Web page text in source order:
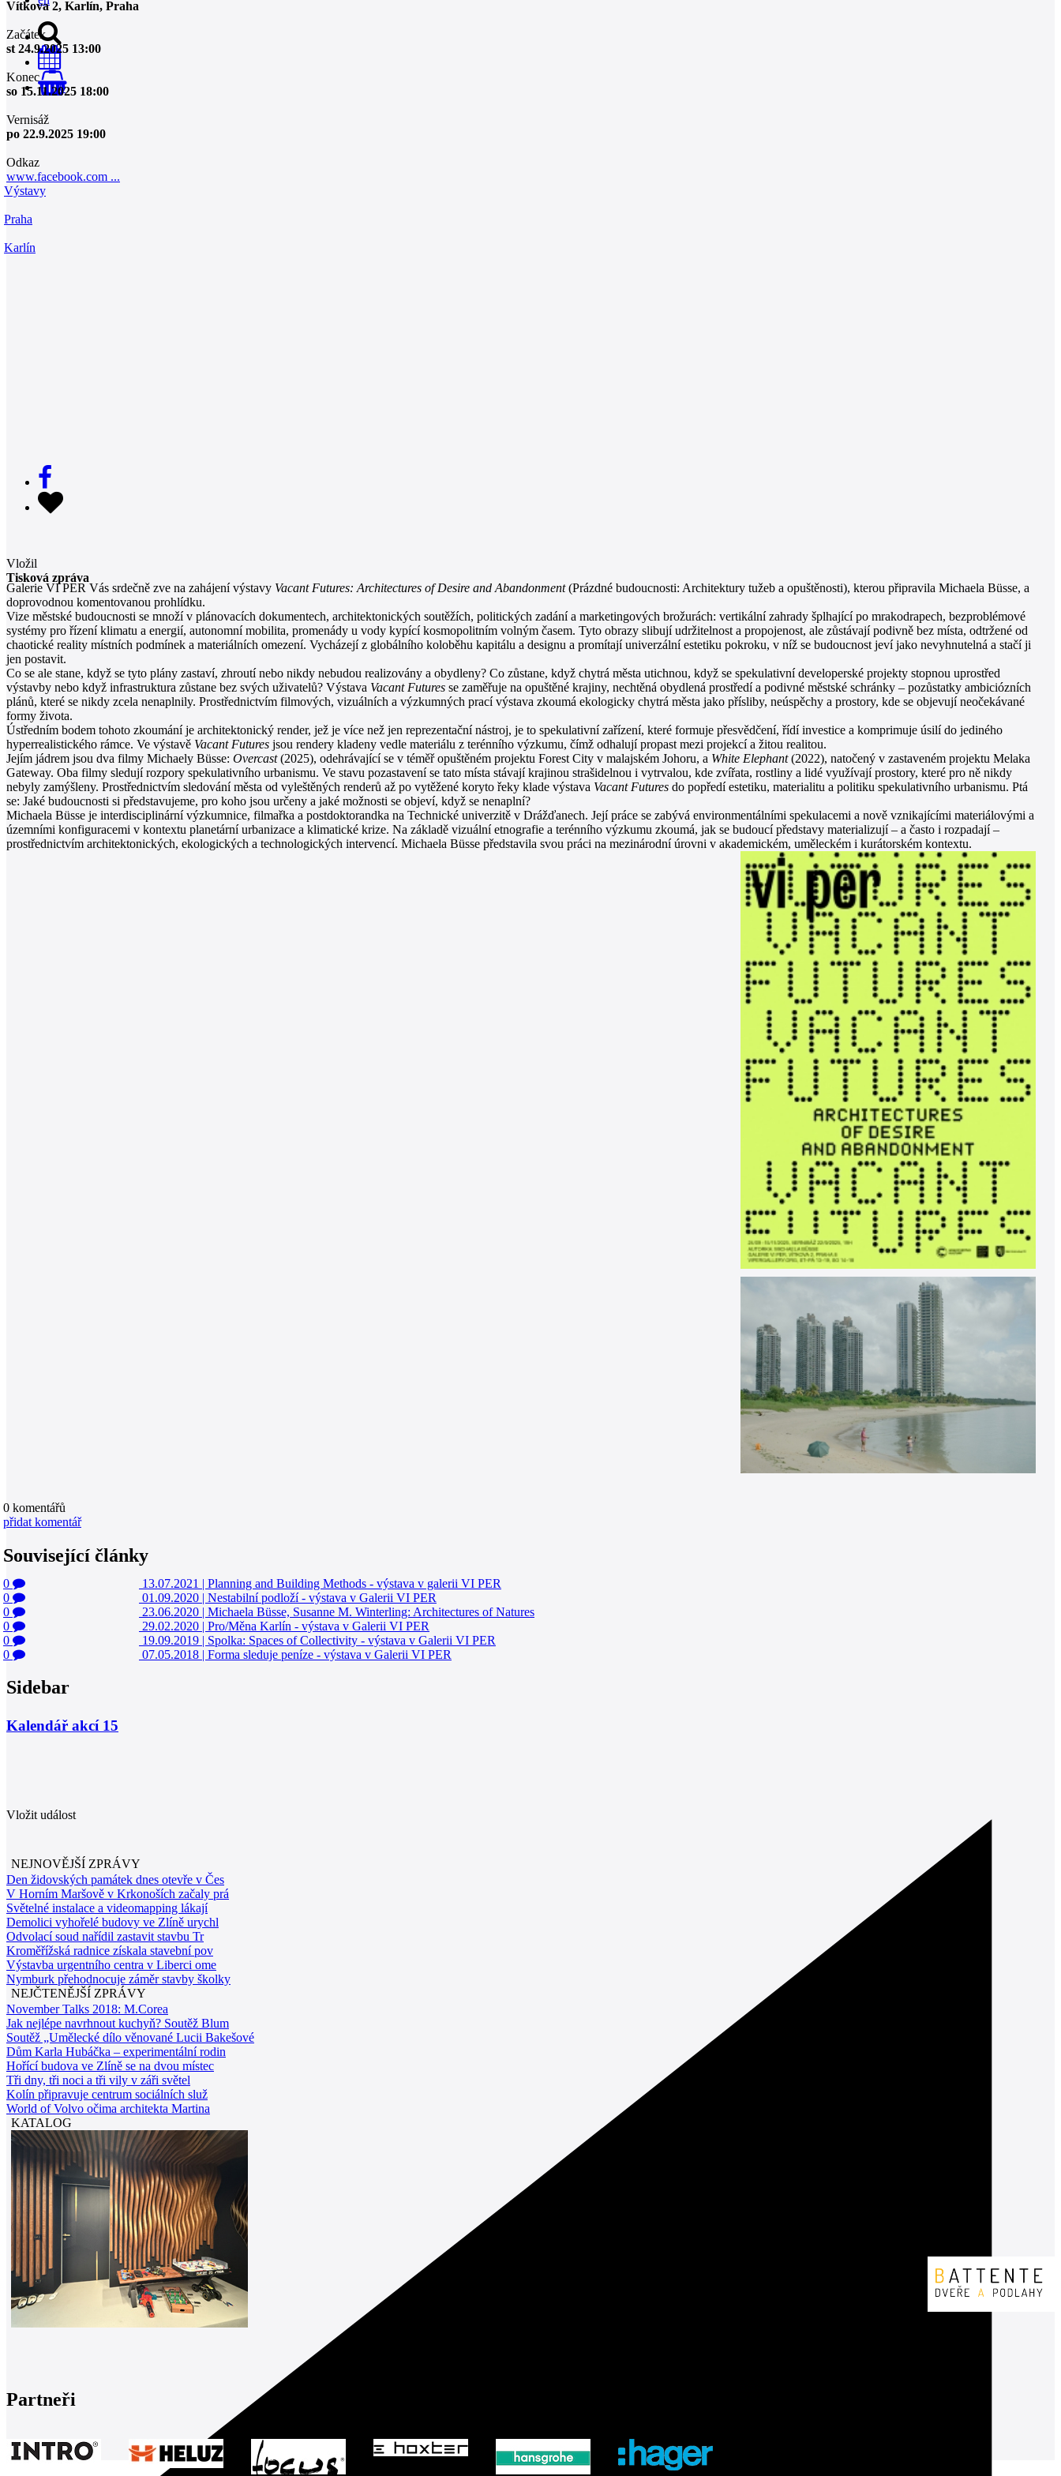
0
Vítkova 2, Karlín, Praha
Začátek
st 24.9.2025 13:00
Konec
so 15.11.2025 18:00
Vernisáž
po 22.9.2025 19:00
Odkaz
www.facebook.com ...
Výstavy
Praha
Karlín
Vložil
Tisková zpráva
Galerie VI PER Vás srdečně zve na zahájení výstavy Vacant Futures: Architectures of Desire and Abandonment(Prázdné budoucnosti: Architektury tužeb a opuštěnosti), kterou připravila Michaela Büsse, a
doprovodnou komentovanou prohlídku.
Vize městské budoucnosti se množí v plánovacích dokumentech, architektonických soutěžích, politických zadání a marketingových brožurách: vertikální zahrady šplhající po mrakodrapech, bezproblémové
systémy pro řízení klimatu a energií, autonomní mobilita, promenády u vody kypící kosmopolitním volným časem. Tyto obrazy slibují udržitelnost a propojenost, ale zůstávají podivně bez místa, odtržené od
chaotické reality místních podmínek a materiálních omezení. Vycházejí z globálního koloběhu kapitálu a designu a promítají univerzální estetiku pokroku, v níž se budoucnost jeví jako nevyhnutelná a stačí ji
jen postavit.
Co se ale stane, když se tyto plány zastaví, zhroutí nebo nikdy nebudou realizovány a obydleny? Co zůstane, když chytrá města utichnou, když se spekulativní developerské projekty stopnou uprostřed
výstavby nebo když infrastruktura zůstane bez svých uživatelů? Výstava Vacant Futures se zaměřuje na opuštěné krajiny, nechtěná obydlená prostředí a podivné městské schránky – pozůstatky ambiciózních
plánů, které se nikdy zcela nenaplnily. Prostřednictvím filmových, vizuálních a výzkumných prací výstava zkoumá ekologicky chytrá města jako přísliby, neúspěchy a prostory, kde se objevují neočekávané
formy života.
Ústředním bodem tohoto zkoumání je architektonický render, jež je více než jen reprezentační nástroj, je to spekulativní zařízení, které formuje přesvědčení, řídí investice a komprimuje úsilí do jediného
hyperrealistického rámce. Ve výstavě Vacant Futures jsou rendery kladeny vedle materiálu z terénního výzkumu, čímž odhalují propast mezi projekcí a žitou realitou.
Jejím jádrem jsou dva filmy Michaely Büsse: Overcast(2025), odehrávající se v téměř opuštěném projektu Forest City v malajském Johoru, a White Elephant(2022), natočený v zastaveném projektu Melaka
Gateway. Oba filmy sledují rozpory spekulativního urbanismu. Ve stavu pozastavení se tato místa stávají krajinou strašidelnou i vytrvalou, kde zvířata, rostliny a lidé využívají prostory, které pro ně nikdy
nebyly zamýšleny. Prostřednictvím sledování města od vyleštěných renderů až po vytěžené koryto řeky klade výstava Vacant Futures do popředí estetiku, materialitu a politiku spekulativního urbanismu. Ptá
se: Jaké budoucnosti si představujeme, pro koho jsou určeny a jaké možnosti se objeví, když se nenaplní?
Michaela Büsse je interdisciplinární výzkumnice, filmařka a postdoktorandka na Technické univerzitě v Drážďanech. Její práce se zabývá environmentálními spekulacemi a nově vznikajícími materiálovými a
územními konfiguracemi v kontextu planetární urbanizace a klimatické krize. Na základě vizuální etnografie a terénního výzkumu zkoumá, jak se budoucí představy materializují – a často i rozpadají –
prostřednictvím architektonických, ekologických a technologických intervencí. Michaela Büsse představila svou práci na mezinárodní úrovni v akademickém, uměleckém i kurátorském kontextu.
0 komentářů
přidat komentář
Související články
0 13.07.2021 | Planning and Building Methods - výstava v galerii VI PER
0
01.09.2020 | Nestabilní podloží - výstava v Galerii VI PER
0
23.06.2020 | Michaela Büsse, Susanne M. Winterling: Architectures of Natures
0
29.02.2020 | Pro/Měna Karlín - výstava v Galerii VI PER
0
19.09.2019 | Spolka: Spaces of Collectivity - výstava v Galerii VI PER
0
07.05.2018 | Forma sleduje peníze - výstava v Galerii VI PER
Sidebar
Kalendář akcí 15
Vložit událost
NEJNOVĚJŠÍ ZPRÁVY
Den židovských památek dnes otevře v Čes
V Horním Maršově v Krkonoších začaly prá
Světelné instalace a videomapping lákají
Demolici vyhořelé budovy ve Zlíně urychl
Odvolací soud nařídil zastavit stavbu Tr
Kroměřížská radnice získala stavební pov
Výstavba urgentního centra v Liberci ome
Nymburk přehodnocuje záměr stavby školky
NEJČTENĚJŠÍ ZPRÁVY
November Talks 2018: M.Corea
Jak nejlépe navrhnout kuchyň? Soutěž Blum
Soutěž „Umělecké dílo věnované Lucii Bakešové
Dům Karla Hubáčka – experimentální rodin
Hořící budova ve Zlíně se na dvou místec
Tři dny, tři noci a tři vily v záři světel
Kolín připravuje centrum sociálních služ
World of Volvo očima architekta Martina
KATALOG
Partneři